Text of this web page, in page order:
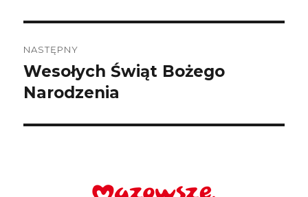
NASTĘPNY
Następny
wpis:
Wesołych Świąt Bożego
Narodzenia